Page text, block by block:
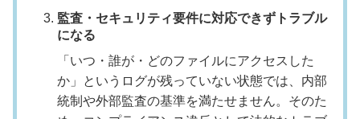
監査・セキュリティ要件に対応できずトラブル
になる
「いつ・誰が・どのファイルにアクセスした
か」というログが残っていない状態では、内部
統制や外部監査の基準を満たせません。そのた